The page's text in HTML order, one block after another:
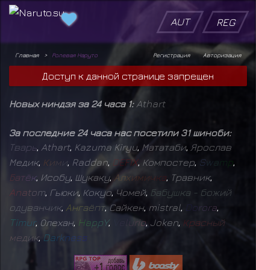
AUT REG
Главная Ролевая Наруто Авторизация
Регистрация
Доступ к данной странице запрещен
Новых ниндзя за 24 часа 1: Athart
За последние 24 часа нас посетили 31 шиноби:
Тварь Athart, Kazuma Kiryu, Мататаби, Ярослав
Медик, Кими Raddan DEFIX, Компостер, Swam p
Батёк, Исобу, Шукаку, Алхимичка Травник,
Anatom Гьюки, Кокуо,Чомей, Бабушка - божий
одуванчик, Ангаёпт,Сайкен, mistral orora
Timur, Олехан, HappY, u rio, Joken Красный
медик, Darkness